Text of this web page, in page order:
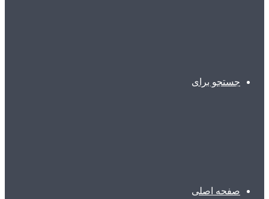
جستجو برای
صفحه اصلی